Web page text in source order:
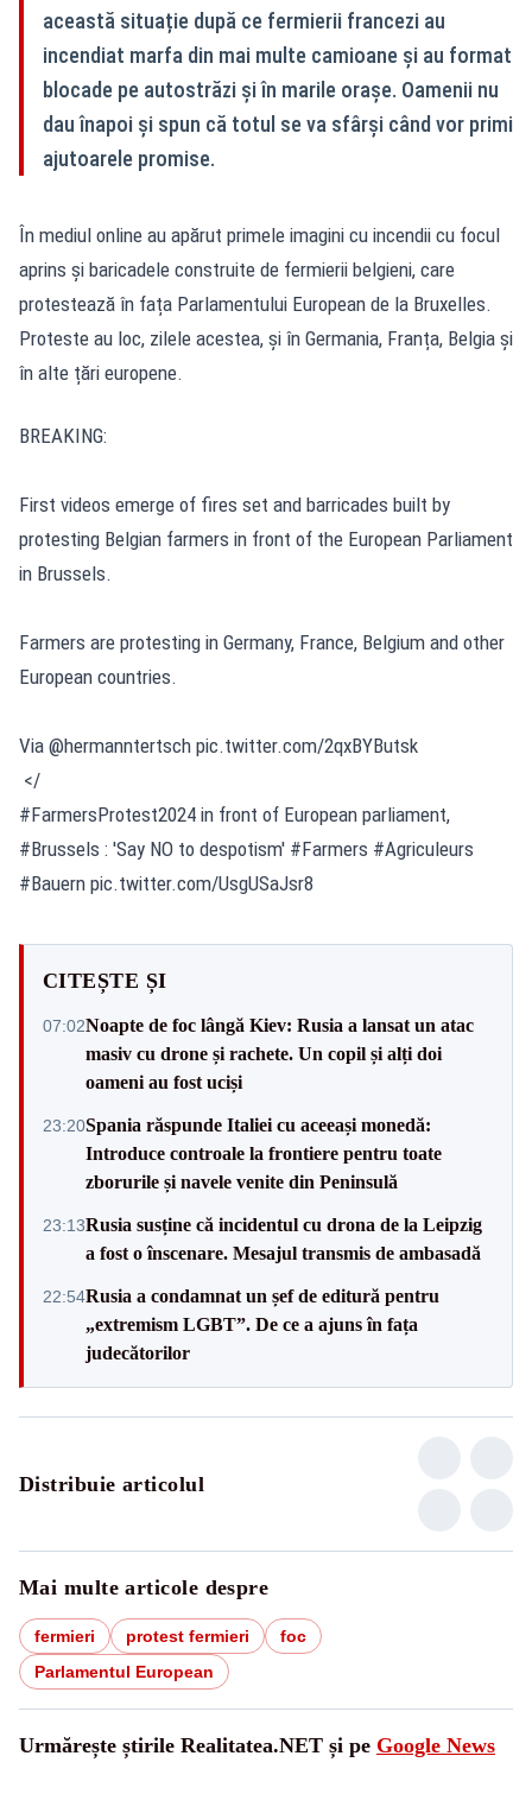
această situație după ce fermierii francezi au
incendiat marfa din mai multe camioane și au format
blocade pe autostrăzi și în marile orașe. Oamenii nu
dau înapoi și spun că totul se va sfârși când vor primi
ajutoarele promise.
În mediul online au apărut primele imagini cu incendii cu focul
aprins și baricadele construite de fermierii belgieni, care
protestează în fața Parlamentului European de la Bruxelles.
Proteste au loc, zilele acestea, și în Germania, Franța, Belgia și
în alte țări europene.
BREAKING:
First videos emerge of fires set and barricades built by
protesting Belgian farmers in front of the European Parliament
in Brussels.
Farmers are protesting in Germany, France, Belgium and other
European countries.
Via @hermanntertsch pic.twitter.com/2qxBYButsk
</
#FarmersProtest2024 in front of European parliament,
#Brussels : 'Say NO to despotism' #Farmers #Agriculeurs
#Bauern pic.twitter.com/UsgUSaJsr8
CITEȘTE ȘI
07:02Noapte de foc lângă Kiev: Rusia a lansat un atac
masiv cu drone și rachete. Un copil și alți doi
oameni au fost uciși
23:20Spania răspunde Italiei cu aceeași monedă:
Introduce controale la frontiere pentru toate
zborurile și navele venite din Peninsulă
23:13Rusia susține că incidentul cu drona de la Leipzig
a fost o înscenare. Mesajul transmis de ambasadă
22:54Rusia a condamnat un șef de editură pentru
„extremism LGBT”. De ce a ajuns în fața
judecătorilor
Distribuie articolul
Mai multe articole despre
fermieri protest fermieri
foc
Parlamentul European
Urmărește știrile Realitatea.NET și pe Google News